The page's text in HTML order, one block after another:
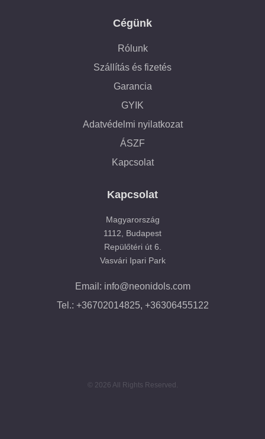
Cégünk
Rólunk
Szállítás és fizetés
Garancia
GYIK
Adatvédelmi nyilatkozat
ÁSZF
Kapcsolat
Kapcsolat
Magyarország
1112, Budapest
Repülőtéri út 6.
Vasvári Ipari Park
Email: info@neonidols.com
Tel.: +36702014825, +36306455122
© 2026 All Rights Reserved.